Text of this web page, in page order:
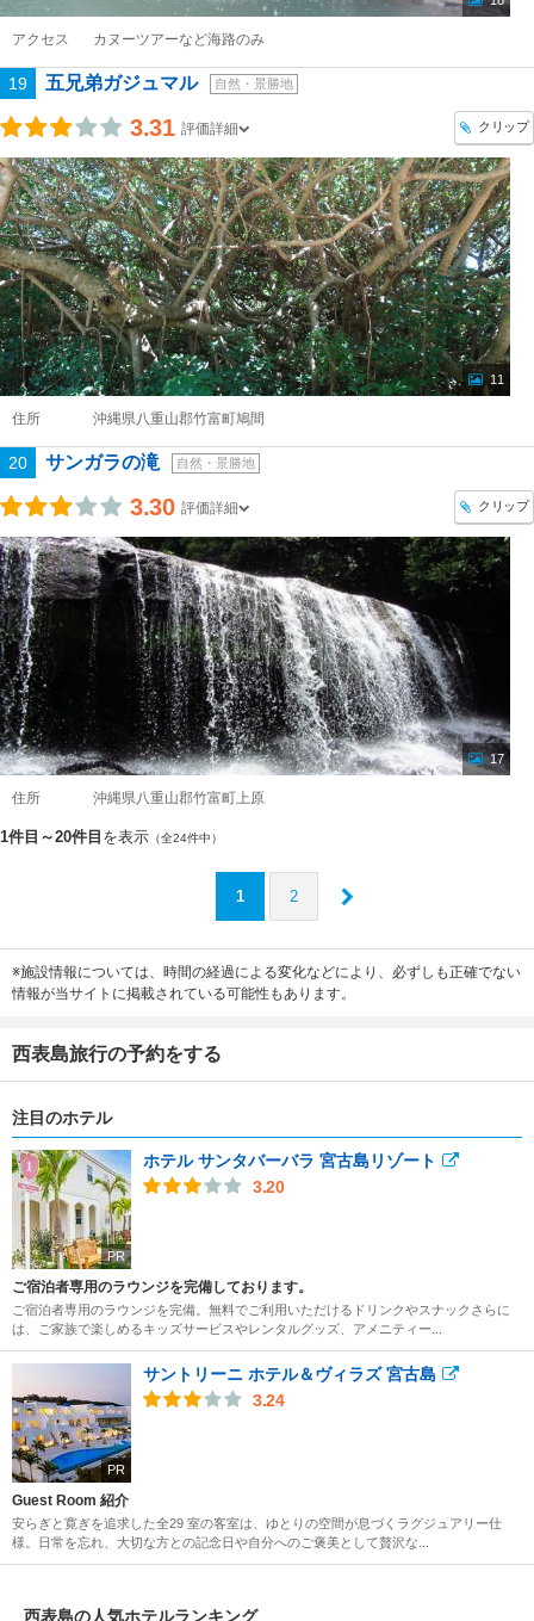
アクセス カヌーツアーなど海路のみ
19 五兄弟ガジュマル 自然・景勝地
3.31 評価詳細 クリップ
11
住所 沖縄県八重山郡竹富町鳩間
20 サンガラの滝 自然・景勝地
3.30 評価詳細 クリップ
17
住所 沖縄県八重山郡竹富町上原
1件目～20件目 を表示 （全24件中）
1 2
※施設情報については、時間の経過による変化などにより、必ずしも正確でない
情報が当サイトに掲載されている可能性もあります。
西表島旅行の予約をする
注目のホテル
PR
ホテル サンタバーバラ 宮古島リゾート
3.20
ご宿泊者専用のラウンジを完備しております。
ご宿泊者専用のラウンジを完備。無料でご利用いただけるドリンクやスナックさらに
は、ご家族で楽しめるキッズサービスやレンタルグッズ、アメニティー...
PR
サントリーニ ホテル＆ヴィラズ 宮古島
3.24
Guest Room 紹介
安らぎと寛ぎを追求した全29 室の客室は、ゆとりの空間が息づくラグジュアリー仕
様。日常を忘れ、大切な方との記念日や自分へのご褒美として贅沢な...
西表島の人気ホテルランキング